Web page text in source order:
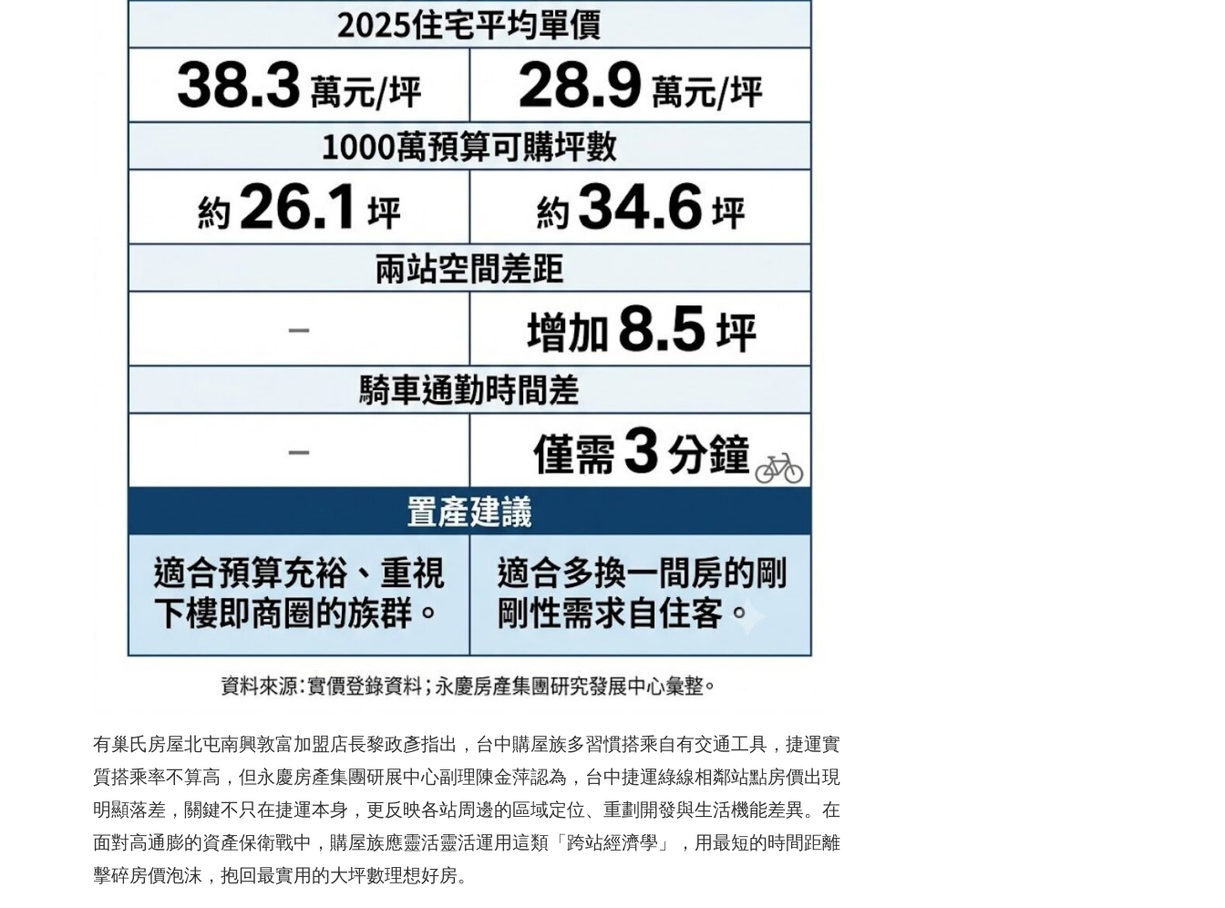
有巢氏房屋北屯南興敦富加盟店長黎政彥指出，台中購屋族多習慣搭乘自有交通工具，捷運實
質搭乘率不算高，但永慶房產集團研展中心副理陳金萍認為，台中捷運綠線相鄰站點房價出現
明顯落差，關鍵不只在捷運本身，更反映各站周邊的區域定位、重劃開發與生活機能差異。在
面對高通膨的資產保衛戰中，購屋族應靈活靈活運用這類「跨站經濟學」，用最短的時間距離
擊碎房價泡沫，抱回最實用的大坪數理想好房。